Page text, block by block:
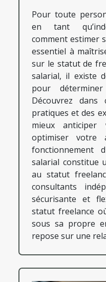
Pour toute
en tant
comment estimer
essentiel à
sur le statut de
salarial, il existe
pour
Découvrez
pratiques et des
mieux anticiper
optimiser votre
fonctionnement
salarial constitue
au statut
consultants
sécurisante et
statut freelance
sous sa propre
repose sur une